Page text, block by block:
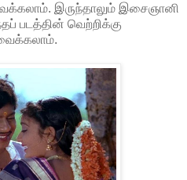
இருந்தாலும் இசைஞானி
படத்தின் வெற்றிக்கு